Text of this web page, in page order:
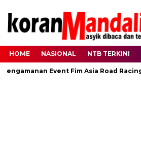
HOME NASIONAL NTB TERKINI
Event Fim Asia Road Racing